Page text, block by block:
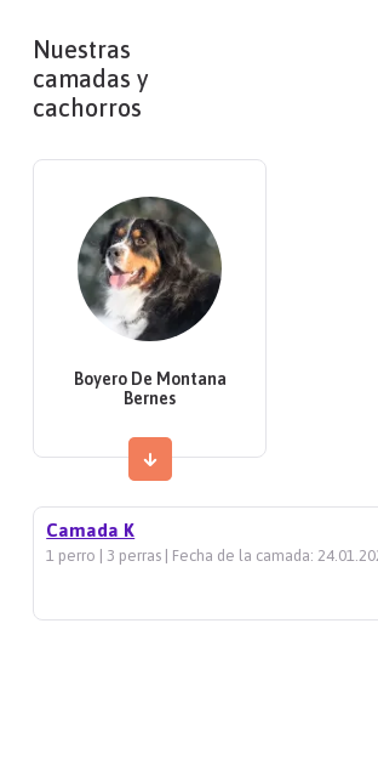
Nuestras
camadas y
cachorros
Boyero De Montana
Bernes
Camada K
1 perro | 3 perras | Fecha de la camada: